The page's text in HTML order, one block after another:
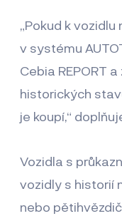
„Pokud k vozidlu
v systému
Cebia REPORT
historických
je koupí,“
Vozidla s
vozidly s historií
nebo